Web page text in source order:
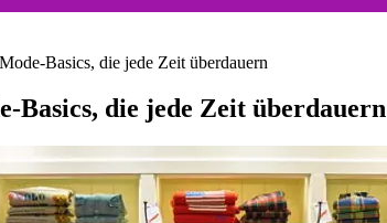
Basics, die jede Zeit überdauern
Basics, die jede Zeit überdauern